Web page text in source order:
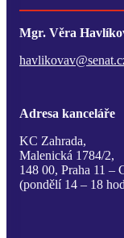
Mgr. Věra
Adresa kanceláře
KC Zahrada,
Malenická 1784/2,
148 00, Praha 11 –
(pondělí 14 – 18